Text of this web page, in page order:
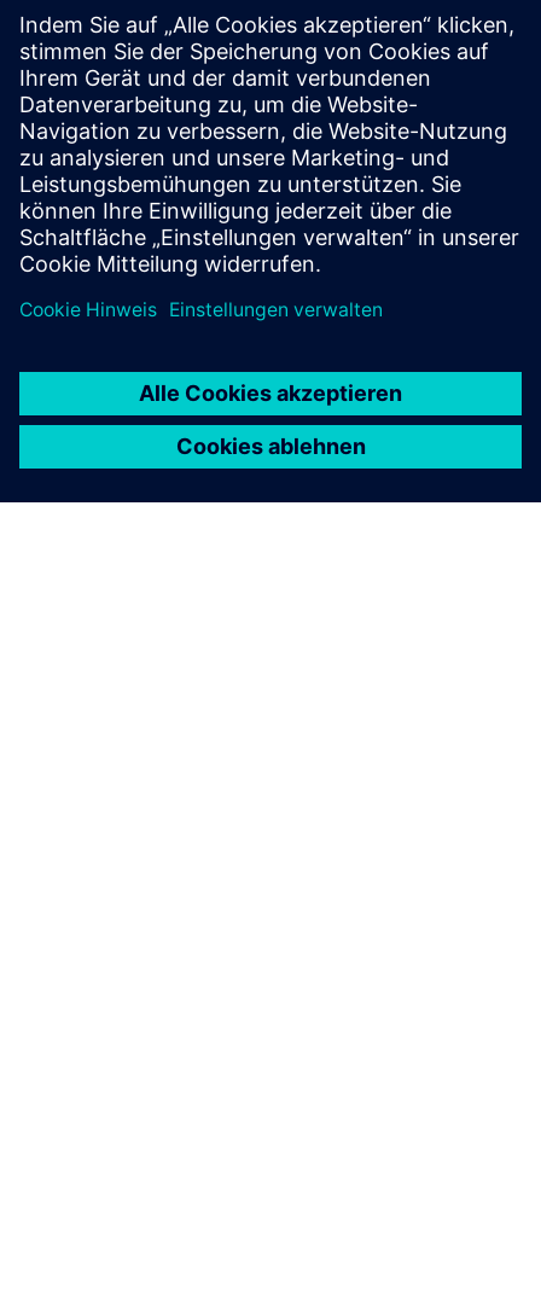
nPlan - Planning App
NPLAN ist eine fortschrittliche Plattform für produktive
Szenarioplanung, die agile, zuverlässige und kollaborative
Produktionsplanungsszenarien generiert und so die digitale
Transformation Ihrer Lieferkette beschleunigt.
Mehr erfahren